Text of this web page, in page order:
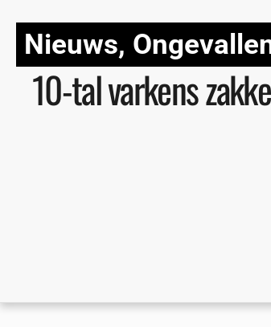
Nieuws,
10-tal varkens